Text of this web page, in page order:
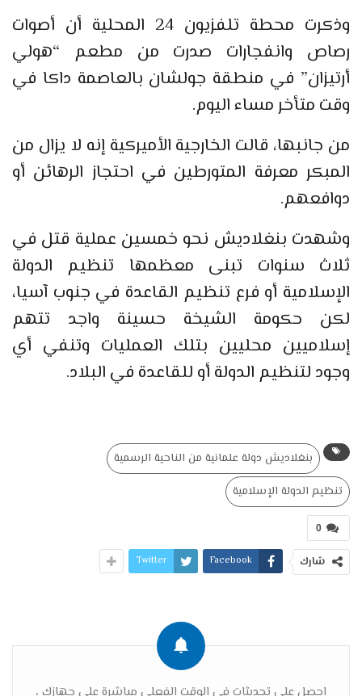
وذكرت محطة تلفزيون 24 المحلية أن أصوات
رصاص وانفجارات صدرت من مطعم “هولي
أرتيزان” في منطقة جولشان بالعاصمة داكا في
وقت متأخر مساء اليوم.
من جانبها، قالت الخارجية الأميركية إنه لا يزال من
المبكر معرفة المتورطين في احتجاز الرهائن أو
دوافعهم.
وشهدت بنغلاديش نحو خمسين عملية قتل في
ثلاث سنوات تبنى معظمها تنظيم الدولة
الإسلامية أو فرع تنظيم القاعدة في جنوب آسيا،
لكن حكومة الشيخة حسينة واجد تتهم
إسلاميين محليين بتلك العمليات وتنفي أي
وجود لتنظيم الدولة أو للقاعدة في البلاد.
بنغلاديش دولة علمانية من الناحية الرسمية
تنظيم الدولة الإسلامية
0
شارك Facebook
Twitter